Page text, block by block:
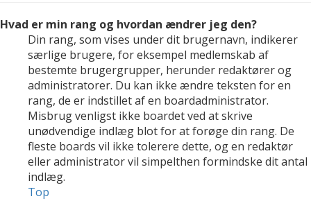
Hvad er min rang og hvordan ændrer jeg den?
Din rang, som vises under dit brugernavn, indikerer
særlige brugere, for eksempel medlemskab af
bestemte brugergrupper, herunder redaktører og
administratorer. Du kan ikke ændre teksten for en
rang, de er indstillet af en boardadministrator.
Misbrug venligst ikke boardet ved at skrive
unødvendige indlæg blot for at forøge din rang. De
fleste boards vil ikke tolerere dette, og en redaktør
eller administrator vil simpelthen formindske dit antal
indlæg.
Top